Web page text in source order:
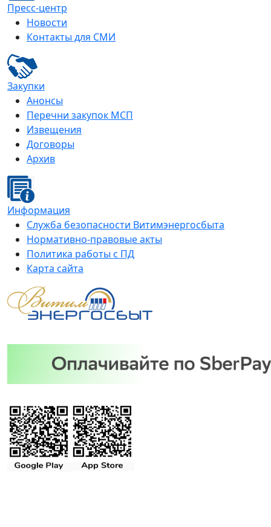
Пресс-центр
Новости
Контакты для СМИ
Закупки
Анонсы
Перечни закупок МСП
Извещения
Договоры
Архив
Информация
Служба безопасности Витимэнергосбыта
Нормативно-правовые акты
Политика работы с ПД
Карта сайта